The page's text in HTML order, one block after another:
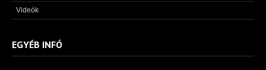
Videók
EGYÉB INFÓ